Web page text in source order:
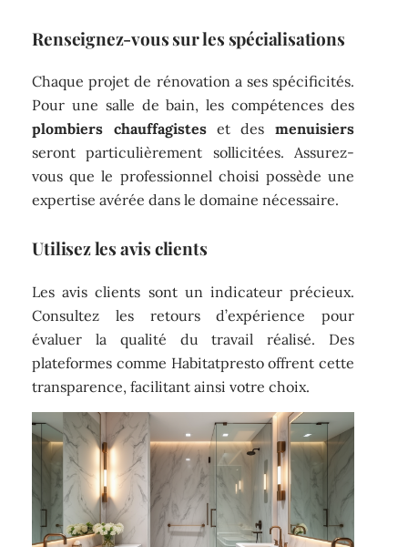
Renseignez-vous sur les spécialisations
Chaque projet de rénovation a ses spécificités.
Pour une salle de bain, les compétences des
plombiers chauffagisteset des menuisiers
seront particulièrement sollicitées. Assurez-
vous que le professionnel choisi possède une
expertise avérée dans le domaine nécessaire.
Utilisez les avis clients
Les avis clients sont un indicateur précieux.
Consultez les retours d’expérience pour
évaluer la qualité du travail réalisé. Des
plateformes comme Habitatpresto offrent cette
transparence, facilitant ainsi votre choix.